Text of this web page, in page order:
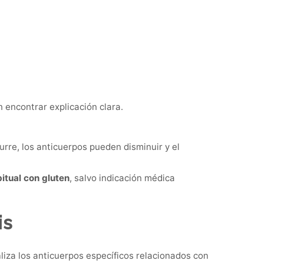
encontrar explicación clara.
los anticuerpos pueden disminuir y el
con gluten, salvo indicación médica
los anticuerpos específicos relacionados con